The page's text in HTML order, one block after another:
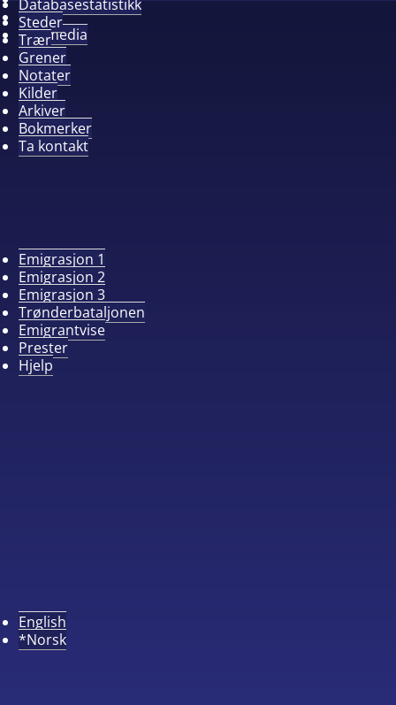
Album
Alle media
Databasestatistikk
Steder
Trær
Grener
Notater
Kilder
Arkiver
Bokmerker
Ta kontakt
Emigrasjon 1
Emigrasjon 2
Emigrasjon 3
Trønderbataljonen
Emigrantvise
Prester
Hjelp
English
*Norsk